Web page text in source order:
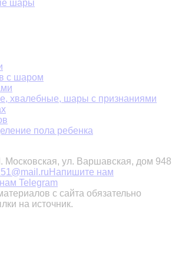
шары
с шаром
хвалебные, шары с признаниями
пола ребенка
Московская, ул. Варшавская, дом 948
Напишите нам
Telegram
с сайта обязательно
на источник.